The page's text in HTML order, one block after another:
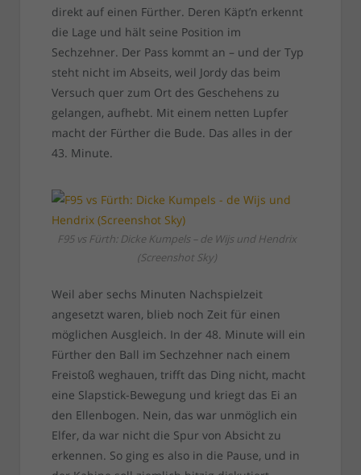
direkt auf einen Fürther. Deren Käpt’n erkennt
die Lage und hält seine Position im
Sechzehner. Der Pass kommt an – und der Typ
steht nicht im Abseits, weil Jordy das beim
Versuch quer zum Ort des Geschehens zu
gelangen, aufhebt. Mit einem netten Lupfer
macht der Fürther die Bude. Das alles in der
43. Minute.
F95 vs Fürth: Dicke Kumpels – de Wijs und Hendrix
(Screenshot Sky)
Weil aber sechs Minuten Nachspielzeit
angesetzt waren, blieb noch Zeit für einen
möglichen Ausgleich. In der 48. Minute will ein
Fürther den Ball im Sechzehner nach einem
Freistoß weghauen, trifft das Ding nicht, macht
eine Slapstick-Bewegung und kriegt das Ei an
den Ellenbogen. Nein, das war unmöglich ein
Elfer, da war nicht die Spur von Absicht zu
erkennen. So ging es also in die Pause, und in